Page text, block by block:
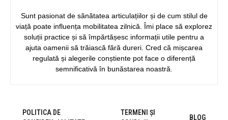
Sunt pasionat de sănătatea articulațiilor și de cum stilul de
viață poate influența mobilitatea zilnică. Îmi place să explorez
soluții practice și să împărtășesc informații utile pentru a
ajuta oamenii să trăiască fără dureri. Cred că mișcarea
regulată și alegerile conștiente pot face o diferență
semnificativă în bunăstarea noastră.
POLITICA DE
TERMENI ȘI
BLOG